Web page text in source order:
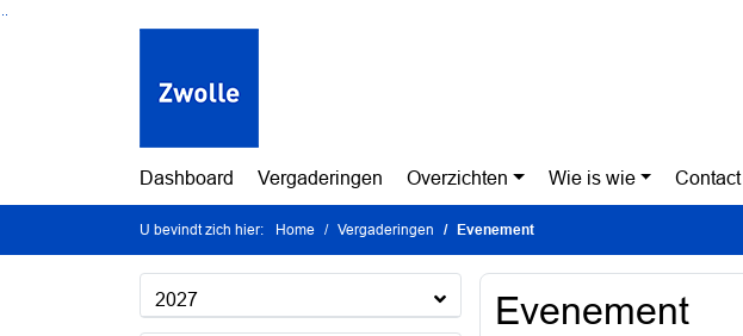
Ga naar de inhoud van deze pagina
Ga naar het zoeken
Ga naar het menu
Dashboard Vergaderingen Overzichten Wie is wie Contact
U bevindt zich hier: Home Vergaderingen Evenement
2027 Evenement